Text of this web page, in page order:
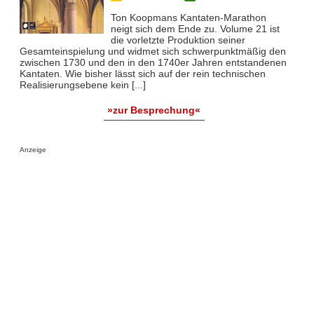
Ton Koopmans Kantaten-Marathon
neigt sich dem Ende zu. Volume 21 ist
die vorletzte Produktion seiner
Gesamteinspielung und widmet sich schwerpunktmäßig den
zwischen 1730 und den in den 1740er Jahren entstandenen
Kantaten. Wie bisher lässt sich auf der rein technischen
Realisierungsebene kein [...]
»zur Besprechung«
Anzeige